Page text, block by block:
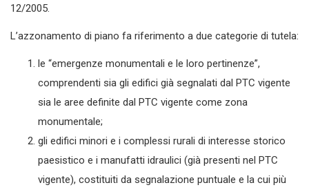
12/2005.
L’azzonamento di piano fa riferimento a due categorie di tutela:
le “emergenze monumentali e le loro pertinenze”,
comprendenti sia gli edifici già segnalati dal PTC vigente
sia le aree definite dal PTC vigente come zona
monumentale;
gli edifici minori e i complessi rurali di interesse storico
paesistico e i manufatti idraulici (già presenti nel PTC
vigente), costituiti da segnalazione puntuale e la cui più